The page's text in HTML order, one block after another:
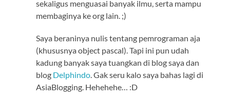
sekaligus menguasai banyak ilmu, serta mampu
membaginya ke org lain. ;)
Saya beraninya nulis tentang pemrograman aja
(khususnya object pascal). Tapi ini pun udah
kadung banyak saya tuangkan di blog saya dan
blog Delphindo. Gak seru kalo saya bahas lagi di
AsiaBlogging. Hehehehe… :D